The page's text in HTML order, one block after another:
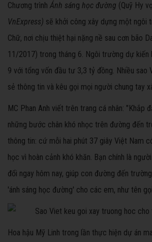
Chương trình Ánh sáng học đường (Quỹ Hy
VnExpress) sẽ khởi công xây dựng một ngôi
Chữ, nơi chịu thiệt hại nặng nề sau cơn bão
11/2017) trong tháng 6. Ngôi trường dự kiến
9 với tổng vốn đầu tư 3,3 tỷ đồng. Nhiều sao
sẻ thông tin và kêu gọi mọi người chung tay
MC Phan Anh viết trên trang cá nhân: "Khắp
những bước chân khó nhọc trên đường đến
thông tin: cứ mỗi hai phút 37 giây Việt Nam
học vì hoàn cảnh khó khăn. Bạn chính là
đổi ngay hôm nay, giúp con đường đến
'ánh sáng học đường' cho các em, như tên
Hoa hậu Mỹ Linh trong lần thực hiện dự án